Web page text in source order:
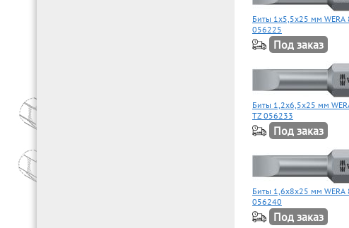
Биты 1х5,5х25 мм WERA
056225
Под заказ
Биты 1,2х6,5х25 мм
TZ 056233
Под заказ
Биты 1,6х8х25 мм WERA
056240
Под заказ